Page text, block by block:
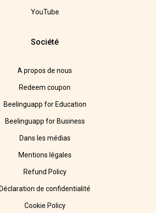
YouTube
Société
A propos de nous
Redeem coupon
Beelinguapp for Education
Beelinguapp for Business
Dans les médias
Mentions légales
Refund Policy
Déclaration de confidentialité
Cookie Policy